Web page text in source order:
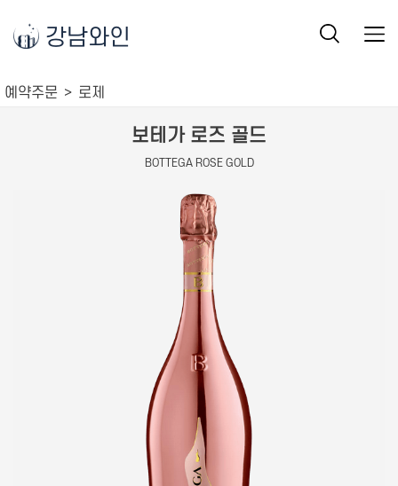
강남와인
예약주문 로제
보테가 로즈 골드
BOTTEGA ROSE GOLD